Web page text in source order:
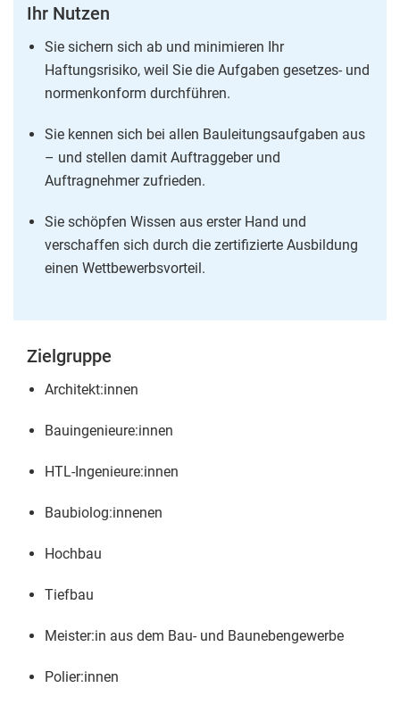
Ihr Nutzen
Sie sichern sich ab und minimieren Ihr
Haftungsrisiko, weil Sie die Aufgaben gesetzes- und
normenkonform durchführen.
Sie kennen sich bei allen Bauleitungsaufgaben aus
– und stellen damit Auftraggeber und
Auftragnehmer zufrieden.
Sie schöpfen Wissen aus erster Hand und
verschaffen sich durch die zertifizierte Ausbildung
einen Wettbewerbsvorteil.
Zielgruppe
Architekt:innen
Bauingenieure:innen
HTL-Ingenieure:innen
Baubiolog:innenen
Hochbau
Tiefbau
Meister:in aus dem Bau- und Baunebengewerbe
Polier:innen